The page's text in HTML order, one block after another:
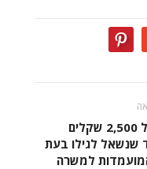
פיצוי של 2,500 שקלים
שנשאל לגילו בעת
למשרה